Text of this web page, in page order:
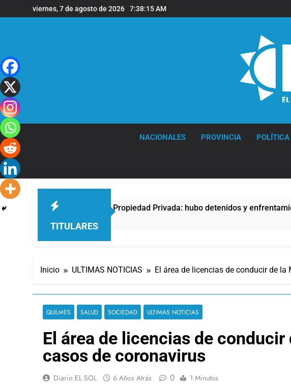
al
viernes, 7 de agosto de 2026 7:38:16 AM
NACIONALES PROVINCIA POLÍTICA
TITULARES
contra la Ley de Propiedad Privada: hubo detenidos y enfrentamientos
Inicio ULTIMAS NOTICIAS El área de licencias de conducir de
QUILMES SALUD SOCIEDAD ULTIMAS NOTICIAS
El área de licencias de
casos de coronavirus
Diario EL SOL 6 Años Atrás 0 1 Minutos